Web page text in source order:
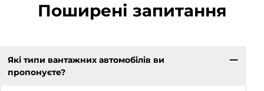
Поширені запитання
Які типи вантажних автомобілів ви
пропонуєте?